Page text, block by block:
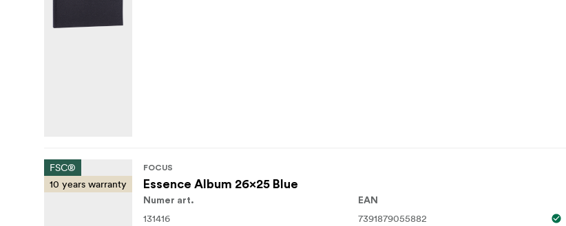
FSC®
10 years warranty
FOCUS
Essence Album 26x25 Blue
Numer art.
131416
EAN
7391879055882